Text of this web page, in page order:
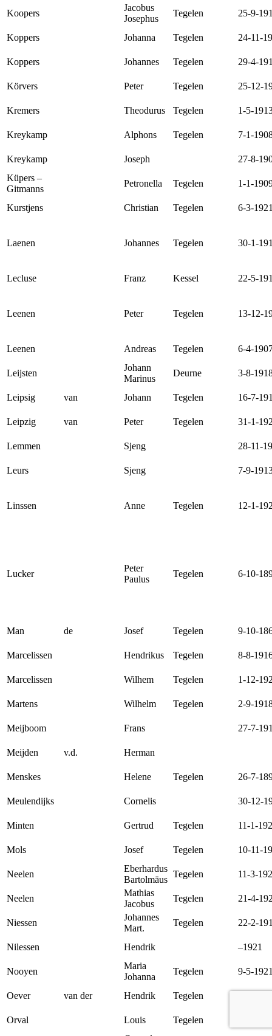
Koopers
Jacobus
Josephus
Tegelen 25-9-
Koppers Johanna Tegelen 24-11-
Koppers Johannes Tegelen 29-4-
Körvers Peter Tegelen 25-12-
Kremers Theodurus Tegelen 1-5-
Kreykamp Alphons Tegelen 7-1-
Kreykamp Joseph
27-8-
Küpers –
Gitmanns
Petronella Tegelen 1-1-
Kurstjens Christian Tegelen 6-3-
Laenen Johannes Tegelen 30-1-
Lecluse Franz Kessel 22-5-
Leenen Peter Tegelen 13-12-
Leenen Andreas Tegelen 6-4-
Leijsten
Johann
Marinus
Deurne 3-8-
Leipsig van Johann Tegelen 16-7-
Leipzig van Peter Tegelen 31-1-
Lemmen Sjeng 28-11-
Leurs Sjeng 7-9-
Linssen Anne Tegelen 12-1-
Lucker
Peter
Paulus
Tegelen 6-10-
Man de Josef Tegelen 9-10-
Marcelissen Hendrikus Tegelen 8-8-
Marcelissen Wilhem Tegelen 1-12-
Martens Wilhelm Tegelen 2-9-
Meijboom Frans 27-7-
Meijden v.d. Herman
Menskes Helene Tegelen 26-7-
Meulendijks Cornelis 30-12-
Minten Gertrud Tegelen 11-1-
Mols Josef Tegelen 10-11-
Neelen
Eberhardus
Bartolmäus
Tegelen 11-3-
Neelen
Mathias
Jacobus
Tegelen 21-4-
Niessen
Johannes
Mart.
Tegelen 22-2-
Nilessen Hendrik –1921
Nooyen
Maria
Johanna
Tegelen 9-5-
Oever van der Hendrik Tegelen
Orval Louis Tegelen